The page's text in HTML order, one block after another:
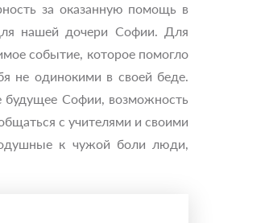
за оказанную помощь в
нашей дочери Софии. Для
событие, которое помогло
не одинокими в своей беде.
Софии, возможность
с учителями и своими
к чужой боли люди,